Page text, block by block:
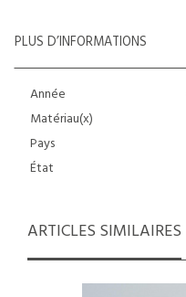
PLUS D’INFORMATIONS
Année
Matériau(x)
Pays
État
ARTICLES SIMILAIRES